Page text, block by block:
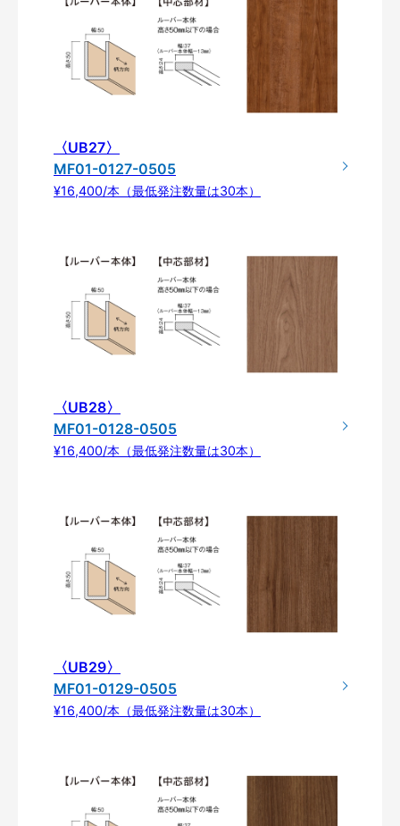
〈UB27〉
MF01-0127-0505
¥16,400/本（最低発注数量は30本）
〈UB28〉
MF01-0128-0505
¥16,400/本（最低発注数量は30本）
〈UB29〉
MF01-0129-0505
¥16,400/本（最低発注数量は30本）